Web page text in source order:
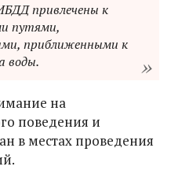
привлечены к
путями,
приближенными к
воды.
на
поведения и
в местах проведения